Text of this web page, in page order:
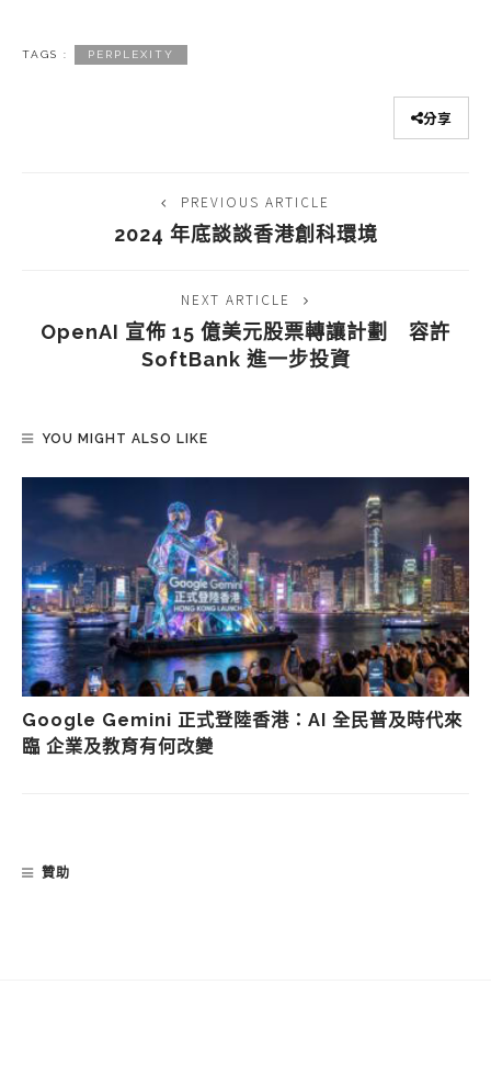
TAGS : PERPLEXITY
分享
PREVIOUS ARTICLE
2024 年底談談香港創科環境
NEXT ARTICLE
OpenAI 宣佈 15 億美元股票轉讓計劃 容許
SoftBank 進一步投資
YOU MIGHT ALSO LIKE
Google Gemini 正式登陸香港：AI 全民普及時代來
臨 企業及教育有何改變
贊助